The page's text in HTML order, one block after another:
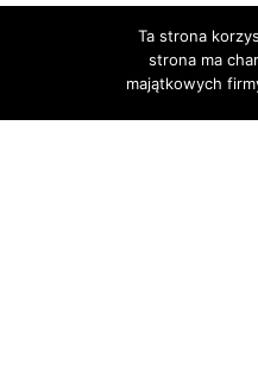
Ta strona
strona ma
majątkowych